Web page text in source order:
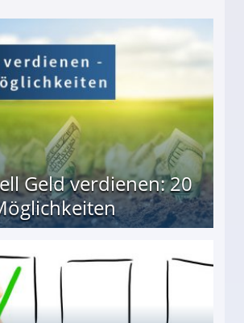
Geld verdienen: 20